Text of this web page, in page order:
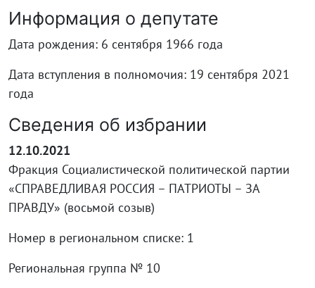
Информация о депутате
Дата рождения: 6 сентября 1966 года
Дата вступления в полномочия: 19 сентября 2021
года
Сведения об избрании
12.10.2021
Фракция Социалистической политической партии
«СПРАВЕДЛИВАЯ РОССИЯ – ПАТРИОТЫ – ЗА
ПРАВДУ» (восьмой созыв)
Номер в региональном списке: 1
Региональная группа № 10